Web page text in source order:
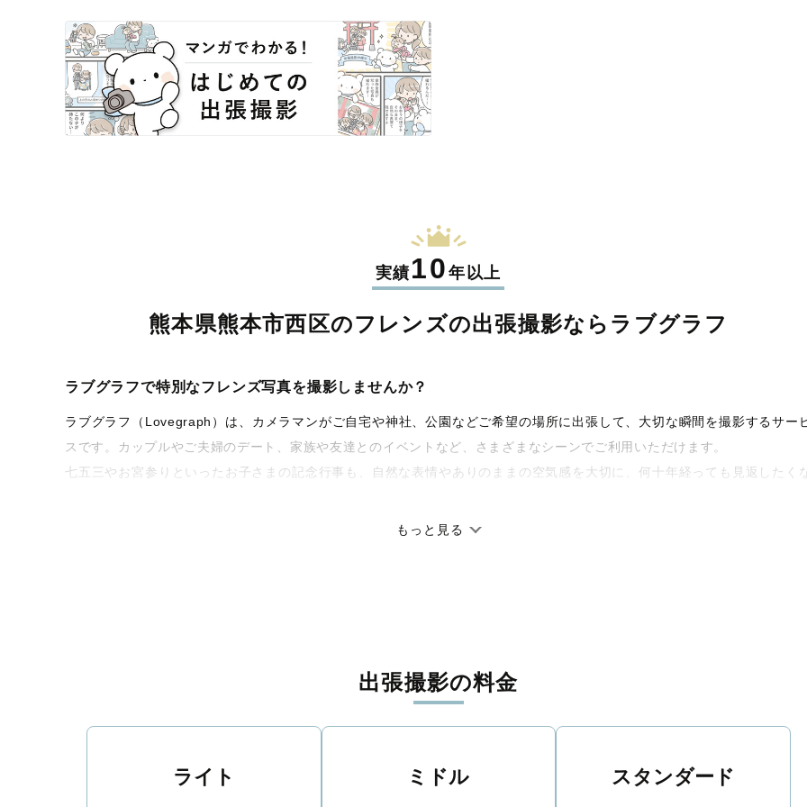
実績10年以上
熊本県熊本市西区のフレンズの出張撮影なら ラブグラフ
ラブグラフで特別なフレンズ写真を撮影しませんか？
ラブグラフ（Lovegraph）は、カメラマンがご自宅や神社、公園などご希望の場所に出張して、大切な瞬間を撮影するサー
スです。カップルやご夫婦のデート、家族や友達とのイベントなど、さまざまなシーンでご利用いただけます。
七五三やお宮参りといったお子さまの記念行事も、自然な表情やありのままの空気感を大切に、何十年経っても見返したく
撮影後は、独自の編集技術で写真の明るさや色合いを丁寧に調整。自然な雰囲気を残しつつも、おしゃれで洗練された仕上が
い。
もっと見る
出張撮影の料金
ライト ミドル スタンダード